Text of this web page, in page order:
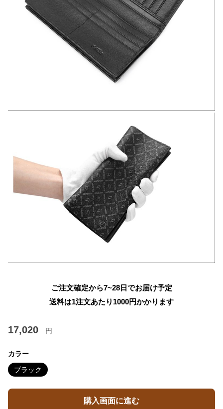
ご注文確定から7~28日でお届け予定
送料は1注文あたり 1000円かかります
17,020 円
カラー
ブラック
購入画面に進む